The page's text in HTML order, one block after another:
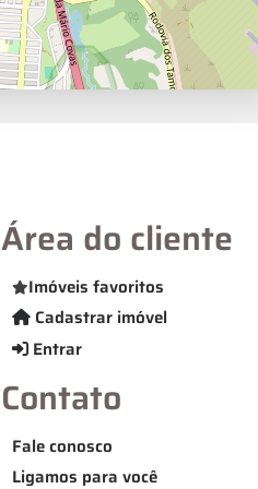
Área do cliente
Imóveis favoritos
Cadastrar imóvel
Entrar
Contato
Fale conosco
Ligamos para você